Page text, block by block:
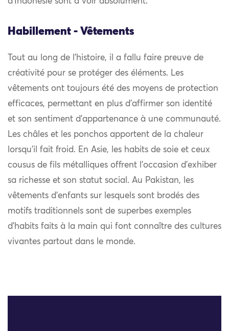
Habillement - Vêtements
Tout au long de l’histoire, il a fallu faire preuve de
créativité pour se protéger des éléments. Les
vêtements ont toujours été des moyens de protection
efficaces, permettant en plus d’affirmer son identité
et son sentiment d’appartenance à une communauté.
Les châles et les ponchos apportent de la chaleur
lorsqu’il fait froid. En Asie, les habits de soie et ceux
cousus de fils métalliques offrent l’occasion d’exhiber
sa richesse et son statut social. Au Pakistan, les
vêtements d’enfants sur lesquels sont brodés des
motifs traditionnels sont de superbes exemples
d’habits faits à la main qui font connaître des cultures
vivantes partout dans le monde.